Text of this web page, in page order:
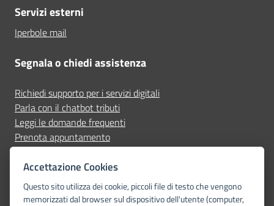
Servizi esterni
Iperbole mail
Segnala o chiedi assistenza
Richiedi supporto per i servizi digitali
Parla con il chatbot tributi
Leggi le domande frequenti
Prenota appuntamento
Segnala disservizio
Seguici su
Accettazione Cookies
Questo sito utilizza dei cookie, piccoli file di testo che vengono
memorizzati dal browser sul dispositivo dell'utente (computer,